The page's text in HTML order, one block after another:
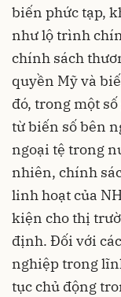
biến phức tạp,
như lộ trình
chính sách
quyền Mỹ và
đó, trong một
từ biến số bên
ngoại tệ trong
nhiên, chính
linh hoạt của
kiện cho thị
định. Đối với
nghiệp trong
tục chủ động